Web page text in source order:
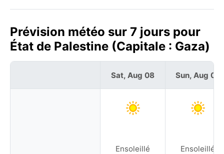
Prévision météo sur 7 jours pour
État de Palestine (Capitale : Gaza)
Sat, Aug 08
Ensoleillé
Sun, Aug 09
Ensoleillé